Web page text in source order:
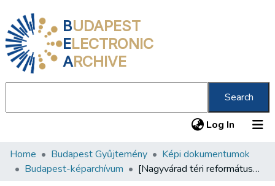
BUDAPEST
ELECTRONIC
ARCHIVE
Search
Log In (current)
Communities & Collections
Home Budapest Gyűjtemény
Képi dokumentumok
Budapest-képarchívum
[Nagyvárad téri református templom]